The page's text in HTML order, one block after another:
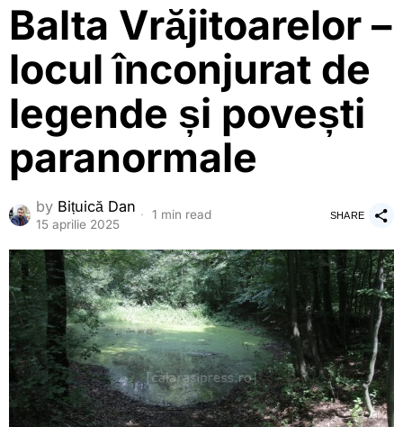
Balta Vrăjitoarelor –
locul înconjurat de
legende și povești
paranormale
by Bițuică Dan
15 aprilie 2025
1 min read SHARE